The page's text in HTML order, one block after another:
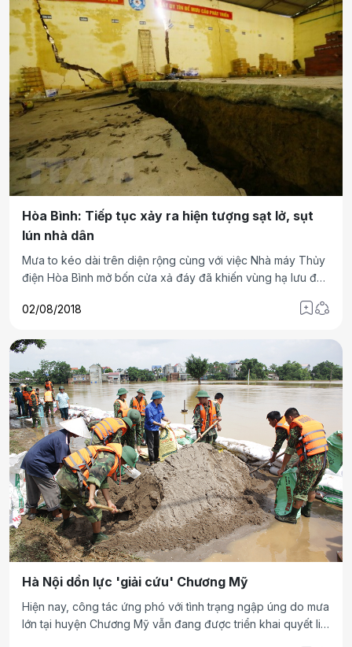
Hòa Bình: Tiếp tục xảy ra hiện tượng sạt lở, sụt
lún nhà dân
Mưa to kéo dài trên diện rộng cùng với việc Nhà máy Thủy
điện Hòa Bình mở bốn cửa xả đáy đã khiến vùng hạ lưu đập
huyện Kỳ Sơn bị ngập úng, hiện tượng sạt lở tiếp tục xảy ra.
02/08/2018
Hà Nội dồn lực 'giải cứu' Chương Mỹ
Hiện nay, công tác ứng phó với tình trạng ngập úng do mưa
lớn tại huyện Chương Mỹ vẫn đang được triển khai quyết liệt